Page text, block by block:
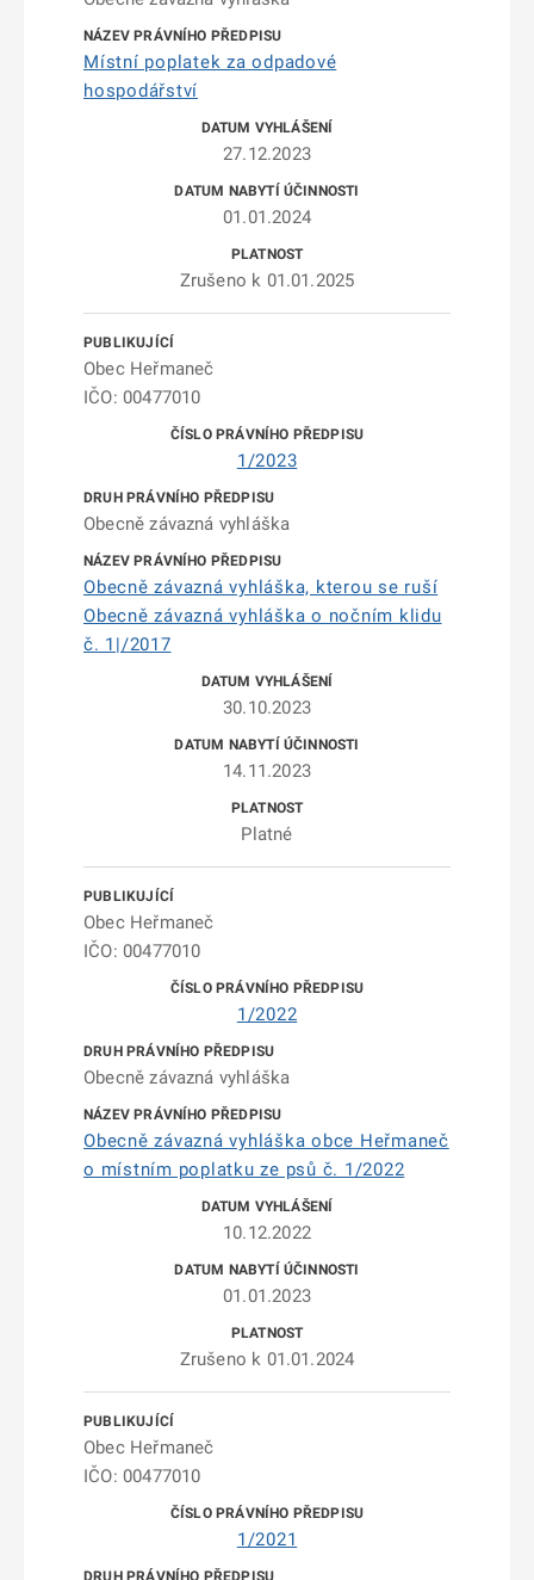
Místní poplatek za odpadové
hospodářství
27.12.2023
01.01.2024
Zrušeno k 01.01.2025
Obec Heřmaneč
IČO: 00477010
1/2023
Obecně závazná vyhláška
Obecně závazná vyhláška, kterou se ruší
Obecně závazná vyhláška o nočním klidu
č. 1|/2017
30.10.2023
14.11.2023
Platné
Obec Heřmaneč
IČO: 00477010
1/2022
Obecně závazná vyhláška
Obecně závazná vyhláška obce Heřmaneč
o místním poplatku ze psů č. 1/2022
10.12.2022
01.01.2023
Zrušeno k 01.01.2024
Obec Heřmaneč
IČO: 00477010
1/2021